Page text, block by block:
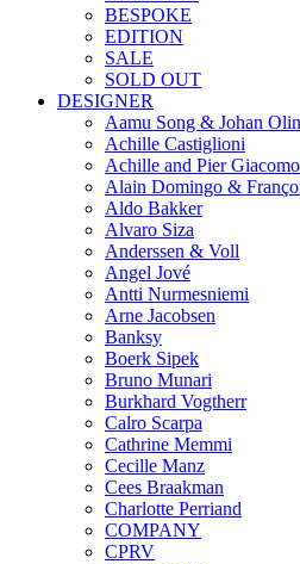
BESPOKE
EDITION
SALE
SOLD OUT
DESIGNER
Aamu Song & Johan Olin
Achille Castiglioni
Achille and Pier
Alain Domingo &
Aldo Bakker
Alvaro Siza
Anderssen & Voll
Angel Jové
Antti Nurmesniemi
Arne Jacobsen
Banksy
Boerk Sipek
Bruno Munari
Burkhard Vogtherr
Calro Scarpa
Cathrine Memmi
Cecille Manz
Cees Braakman
Charlotte Perriand
COMPANY
CPRV